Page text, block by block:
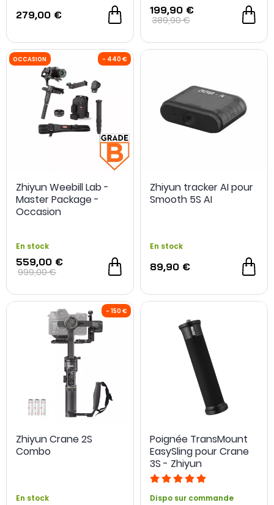
OCCASION - 30 €
279,00 €
199,90 €
389,90 €
Zhiyun Weebill Lab -
Master Package -
Occasion
En stock
559,00 €
999,00 €
Zhiyun tracker AI pour
Smooth 5S AI
En stock
89,90 €
Zhiyun Crane 2S
Combo
En stock
Poignée TransMount
EasySling pour Crane
3S - Zhiyun
Dispo sur commande